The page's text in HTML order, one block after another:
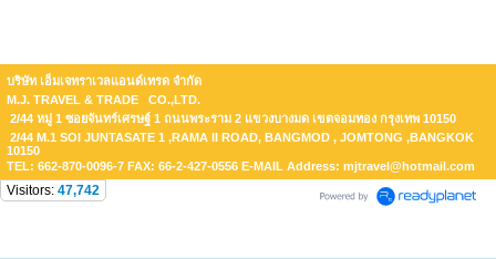
บริษัท เอ็มเจทราเวลแอนด์เทรด จำกัด
M.J. TRAVEL & TRADE CO.,LTD.
2/44 หมู่ 1 ซอยจันทร์เศรษฐ์ 1 ถนนพระราม 2 แขวงบางมด เขตจอมทอง กรุงเทพ 10150
2/44 M.1 SOI JUNTASATE 1 ,RAMA II ROAD, BANGMOD , JOMTONG ,BANGKOK
10150
TEL: 662-870-0096-7 FAX: 66-2-427-0556 E-MAIL Address: mjtravel@hotmail.com
Visitors: 47,742